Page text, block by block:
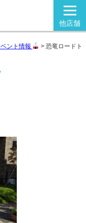
他店舗
ント情報 >恐竜ロードト